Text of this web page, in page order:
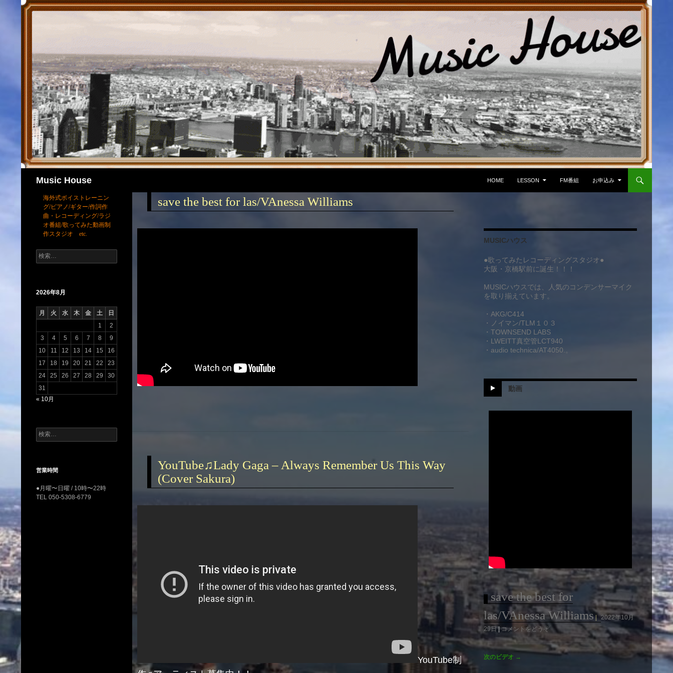
Music House
HOME
LESSON FM番組 お申込み
save the best for las/VAnessa Williams
YouTube♫Lady Gaga – Always Remember Us This Way
(Cover Sakura)
YouTube制
MUSICハウス
●歌ってみたレコーディングスタジオ●
大阪・京橋駅前に誕生！！！
MUSICハウスでは、人気のコンデンサーマイク
を取り揃えています。
・AKG/C414
・ノイマン/TLM１０３
・TOWNSEND LABS
・LWEITT真空管LCT940
・audio technica/AT4050.。
動画
save the best for
las/VAnessa Williams
2022年10月
29日
コメントをどうぞ
次のビデオ →
海外式ボイストレーニン
グ/ピアノ/ギター/作詞作
曲・レコーディング/ラジ
オ番組/歌ってみた動画制
作スタジオ etc.
検
索:
2026年8月
月 火 水 木 金 土
日
1
2
3
4 5 6 7 8
9
10
11 12 13 14 15
16
17
18 19 20 21 22
23
24
25 26 27 28 29
30
31
« 10月
検
索:
営業時間
●月曜〜日曜 / 10時〜22時
TEL 050-5308-6779